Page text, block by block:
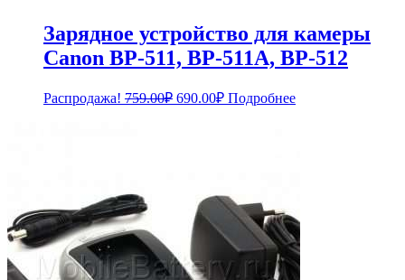
Зарядное устройство для камеры
Canon BP-511, BP-511A, BP-512
Распродажа! 759.00₽ Первоначальная
690.00₽Текущая
Подробнее